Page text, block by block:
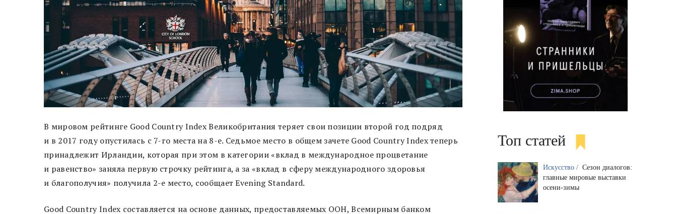
В мировом рейтинге Good Country Index Великобритания теряет свои позиции второй год подряд
и в 2017 году опустилась с 7-го места на 8-е. Седьмое место в общем зачете Good Country Index теперь
принадлежит Ирландии, которая при этом в категории «вклад в международное процветание
и равенство» заняла первую строчку рейтинга, а за «вклад в сферу международного здоровья
и благополучия» получила 2-е место, сообщает Evening Standard.
Good Country Index составляется на основе данных, предоставляемых ООН, Всемирным банком
Топ статей
Искусство / Сезон диалогов:
главные мировые выставки
осени-зимы